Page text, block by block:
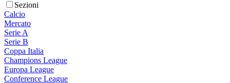
Sezioni
Calcio
Mercato
Serie A
Serie B
Coppa Italia
Champions League
Europa League
Conference League